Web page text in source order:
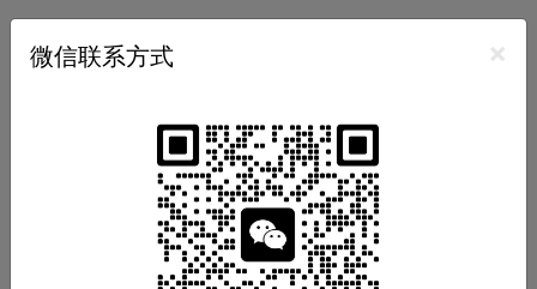
APP开发 软件开发 商城开发
游戏开发
微信联系方式 ×